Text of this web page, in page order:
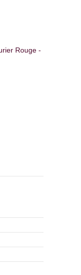
Rouge -